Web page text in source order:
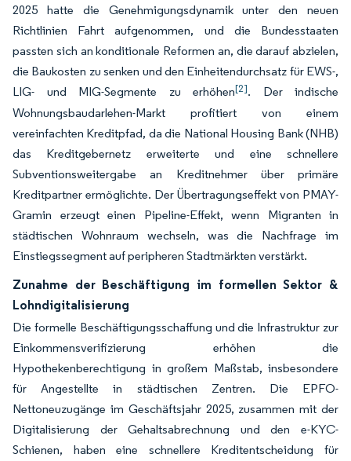
2025 hatte die Genehmigungsdynamik unter den neuen
Richtlinien Fahrt aufgenommen, und die Bundesstaaten
passten sich an konditionale Reformen an, die darauf abzielen,
die Baukosten zu senken und den Einheitendurchsatz für EWS-,
LIG- und MIG-Segmente zu erhöhen[2]. Der indische
Wohnungsbaudarlehen-Markt profitiert von einem
vereinfachten Kreditpfad, da die National Housing Bank (NHB)
das Kreditgebernetz erweiterte und eine schnellere
Subventionsweitergabe an Kreditnehmer über primäre
Kreditpartner ermöglichte. Der Übertragungseffekt von PMAY-
Gramin erzeugt einen Pipeline-Effekt, wenn Migranten in
städtischen Wohnraum wechseln, was die Nachfrage im
Einstiegssegment auf peripheren Stadtmärkten verstärkt.
Zunahme der Beschäftigung im formellen Sektor &
Lohndigitalisierung
Die formelle Beschäftigungsschaffung und die Infrastruktur zur
Einkommensverifizierung erhöhen die
Hypothekenberechtigung in großem Maßstab, insbesondere
für Angestellte in städtischen Zentren. Die EPFO-
Nettoneuzugänge im Geschäftsjahr 2025, zusammen mit der
Digitalisierung der Gehaltsabrechnung und den e-KYC-
Schienen, haben eine schnellere Kreditentscheidung für